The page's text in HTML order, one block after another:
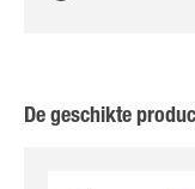
De geschikte